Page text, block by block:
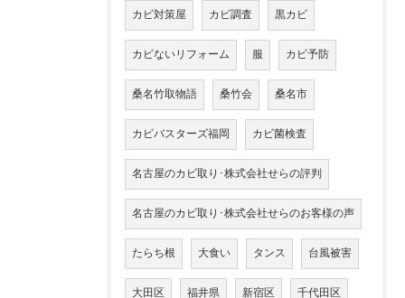
カビ対策屋 カビ調査 黒カビ
カビないリフォーム 服 カビ予防
桑名竹取物語 桑竹会 桑名市
カビバスターズ福岡 カビ菌検査
名古屋のカビ取り･株式会社せらの評判
名古屋のカビ取り･株式会社せらのお客様の声
たらち根 大食い タンス 台風被害
大田区 福井県 新宿区 千代田区